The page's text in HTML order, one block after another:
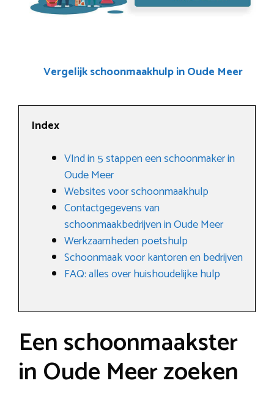
Vergelijk schoonmaakhulp in Oude Meer
Index
VInd in 5 stappen een schoonmaker in
Oude Meer
Websites voor schoonmaakhulp
Contactgegevens van
schoonmaakbedrijven in Oude Meer
Werkzaamheden poetshulp
Schoonmaak voor kantoren en bedrijven
FAQ: alles over huishoudelijke hulp
Een schoonmaakster
in Oude Meer zoeken